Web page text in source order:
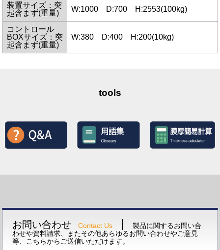
装置サイズ：突
起含まず(重量)
W:1000 D:700 H:2553(100kg)
コントロール
BOXサイズ：突
起含まず(重量)
W:380 D:400 H:200(10kg)
tools
お問い合わせ Contact Us
製品に関するお問い合
わせや資料請求、またその他あらゆるお問い合わせやご意見
等、こちらからご送信いただけます。